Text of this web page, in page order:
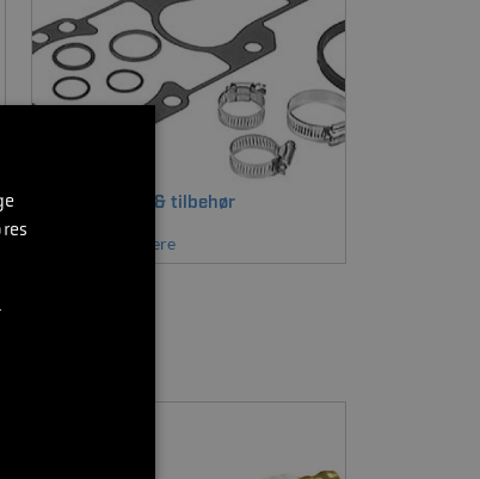
Pakningssæt & tilbehør
Klik for at se mere